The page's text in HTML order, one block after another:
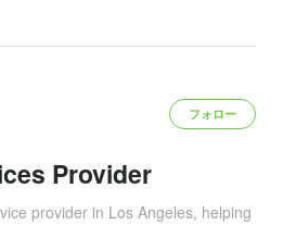
フォロー
Provider
provider in Los Angeles, helping